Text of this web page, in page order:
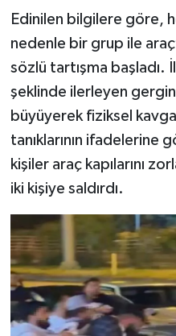
Edinilen bilgilere göre,
nedenle bir grup ile
sözlü tartışma başladı.
şeklinde ilerleyen
büyüyerek fiziksel
tanıklarının ifadelerine
kişiler araç kapılarını
iki kişiye saldırdı.
Tosya Haberleri
Karadeniz Haberleri
Teknoloji Haberleri
Siyaset Haberleri
Dünya Haberleri
Yerel Haberler
Haber Arşivi